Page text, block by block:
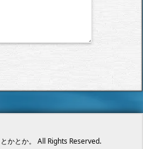
とかとか。 All Rights Reserved.